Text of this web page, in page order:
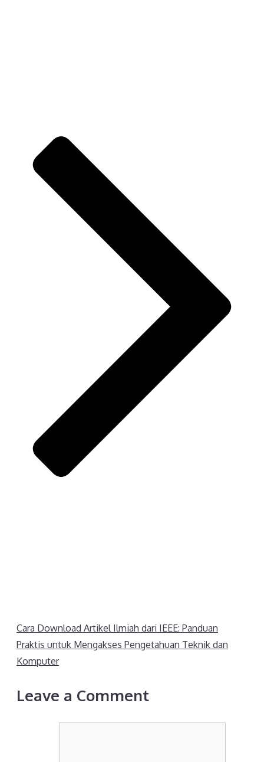
Cara Download Artikel Ilmiah dari IEEE: Panduan
Praktis untuk Mengakses Pengetahuan Teknik dan
Komputer
Leave a Comment